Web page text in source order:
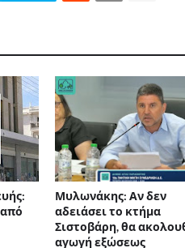
Μυλωνάκης: Αν δεν
αδειάσει το κτήμα
Σιστοβάρη, θα
αγωγή εξώσεως